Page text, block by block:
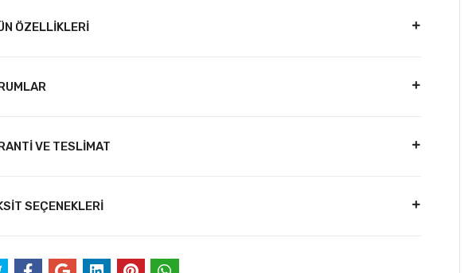
ÖZELLİKLERİ
VE TESLİMAT
SEÇENEKLERİ